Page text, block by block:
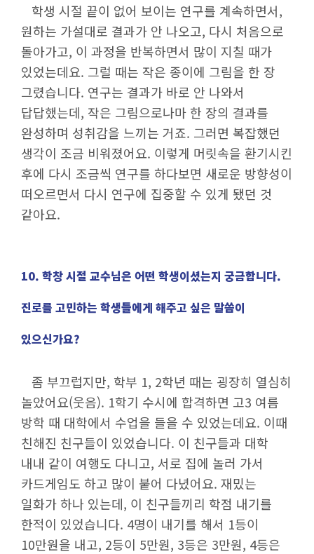
학생 시절 끝이 없어 보이는 연구를 계속하면서,
원하는 가설대로 결과가 안 나오고, 다시 처음으로
돌아가고, 이 과정을 반복하면서 많이 지칠 때가
있었는데요. 그럴 때는 작은 종이에 그림을 한 장
그렸습니다. 연구는 결과가 바로 안 나와서
답답했는데, 작은 그림으로나마 한 장의 결과를
완성하며 성취감을 느끼는 거죠. 그러면 복잡했던
생각이 조금 비워졌어요. 이렇게 머릿속을 환기시킨
후에 다시 조금씩 연구를 하다보면 새로운 방향성이
떠오르면서 다시 연구에 집중할 수 있게 됐던 것
같아요.
10. 학창 시절 교수님은 어떤 학생이셨는지 궁금합니다.
진로를 고민하는 학생들에게 해주고 싶은 말씀이
있으신가요?
좀 부끄럽지만, 학부 1, 2학년 때는 굉장히 열심히
놀았어요(웃음). 1학기 수시에 합격하면 고3 여름
방학 때 대학에서 수업을 들을 수 있었는데요. 이때
친해진 친구들이 있었습니다. 이 친구들과 대학
내내 같이 여행도 다니고, 서로 집에 놀러 가서
카드게임도 하고 많이 붙어 다녔어요. 재밌는
일화가 하나 있는데, 이 친구들끼리 학점 내기를
한적이 있었습니다. 4명이 내기를 해서 1등이
10만원을 내고, 2등이 5만원, 3등은 3만원, 4등은